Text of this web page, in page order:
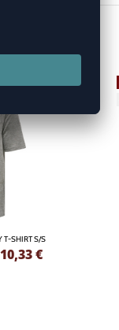
T-SHIRT S/S
10,33€